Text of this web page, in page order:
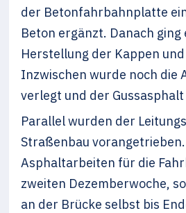
der Betonfahrbahnplatte
Beton ergänzt. Danach ging
Herstellung der Kappen
Inzwischen wurde noch die
verlegt und der
Parallel wurden der
Straßenbau vorangetrieben.
Asphaltarbeiten für die
zweiten Dezemberwoche,
an der Brücke selbst bis